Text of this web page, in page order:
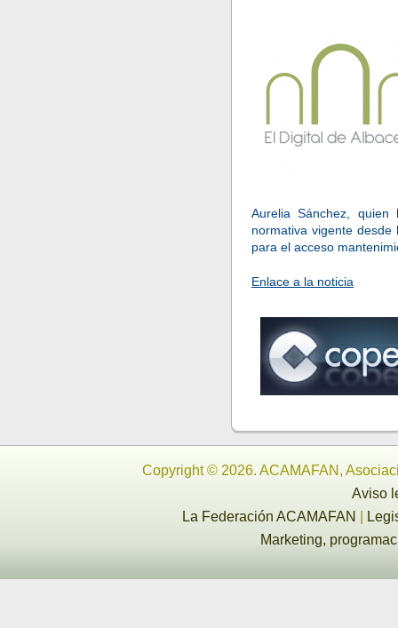
Aurelia Sánchez,
normativa vigente
para el acceso
Enlace a la noticia
Copyright © 2026. ACAMAFAN,
Aviso
La Federación ACAMAFAN
Marketing,